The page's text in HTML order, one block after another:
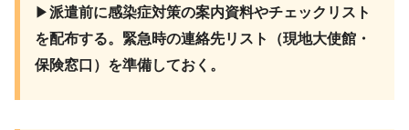
▶︎派遣前に感染症対策の案内資料やチェックリスト
を配布する。緊急時の連絡先リスト（現地大使館・
保険窓口）を準備しておく。